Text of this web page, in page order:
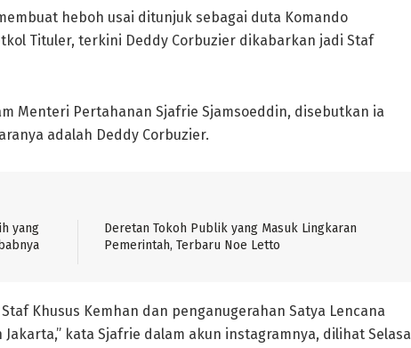
heboh usai ditunjuk sebagai duta Komando
Tituler, terkini Deddy Corbuzier dikabarkan jadi Staf
Menteri Pertahanan Sjafrie Sjamsoeddin, disebutkan ia
adalah Deddy Corbuzier.
yang
Deretan Tokoh Publik yang Masuk Lingkaran
Pemerintah, Terbaru Noe Letto
Staf Khusus Kemhan dan penganugerahan Satya Lencana
kata Sjafrie dalam akun instagramnya, dilihat Selasa